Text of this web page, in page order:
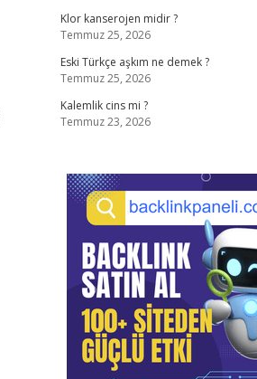
Klor kanserojen midir ?
Temmuz 25, 2026
Eski Türkçe aşkım ne demek ?
Temmuz 25, 2026
Kalemlik cins mi ?
Temmuz 23, 2026